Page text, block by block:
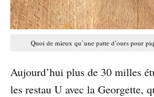
Quoi de mieux qu’une patte d’ours pour
Aujourd’hui plus de 30 milles
les restau U avec la Georgette,